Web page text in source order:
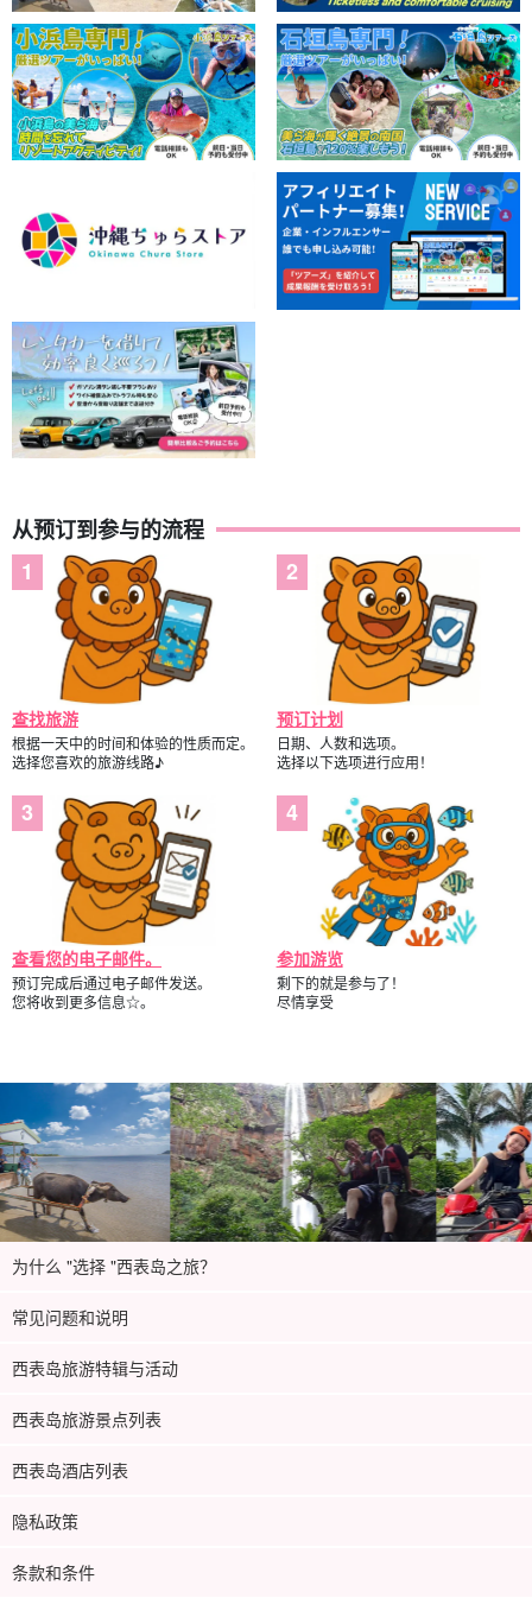
从预订到参与的流程
查找旅游
根据一天中的时间和体验的性质而定。
选择您喜欢的旅游线路♪
预订计划
日期、人数和选项。
选择以下选项进行应用！
查看您的电子邮件。
预订完成后通过电子邮件发送。
您将收到更多信息☆。
参加游览
剩下的就是参与了！
尽情享受
为什么 "选择 "西表岛之旅？
常见问题和说明
西表岛旅游特辑与活动
西表岛旅游景点列表
西表岛酒店列表
隐私政策
条款和条件